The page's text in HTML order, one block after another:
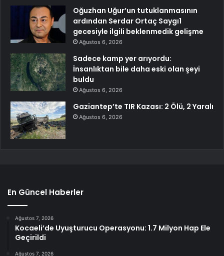
Oğuzhan Uğur’un tutuklanmasının
ardından Serdar Ortaç Saygı1
gecesiyle ilgili beklenmedik gelişme
Ağustos 6, 2026
Sadece kamp yer arıyordu:
İnsanlıktan bile daha eski olan şeyi
buldu
Ağustos 6, 2026
Gaziantep’te TIR Kazası: 2 Ölü, 2 Yaralı
Ağustos 6, 2026
En Güncel Haberler
Ağustos 7, 2026
Kocaeli’de Uyuşturucu Operasyonu: 1.7 Milyon Hap Ele
Geçirildi
Ağustos 7, 2026